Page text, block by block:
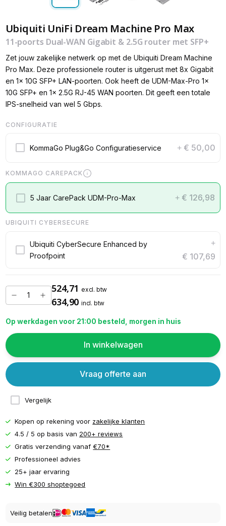
Ubiquiti UniFi Dream Machine Pro Max
11-poorts Dual-WAN Gigabit & 2.5G router met SFP+
Zet jouw zakelijke netwerk op met de Ubiquiti Dream Machine
Pro Max. Deze professionele router is uitgerust met 8x Gigabit
en 1x 10G SFP+ LAN-poorten. Ook heeft de UDM-Max-Pro 1x
10G SFP+ en 1x 2.5G RJ-45 WAN poorten. Dit geeft een totale
IPS-snelheid van wel 5 Gbps.
CONFIGURATIE
KommaGo Plug&Go Configuratieservice + € 50,00
KOMMAGO CAREPACK
5 Jaar CarePack UDM-Pro-Max + € 126,98
UBIQUITI CYBERSECURE
Ubiquiti CyberSecure Enhanced by
Proofpoint
+
€ 107,69
524,71 excl. btw
634,90 incl. btw
Op werkdagen voor 21:00 besteld, morgen in huis
In winkelwagen
Vergelijk
Vraag offerte aan
Kopen op rekening voor zakelijke klanten
4.5 / 5 op basis van 200+ reviews
Gratis verzending vanaf€70*
Professioneel advies
25+ jaar ervaring
Win €300 shoptegoed
Veilig betalen